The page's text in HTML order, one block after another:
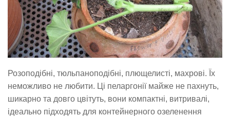
Розоподібні, тюльпаноподібні, плющелисті, махрові. Їх
неможливо не любити. Ці пеларгонії майже не пахнуть,
шикарно та довго цвітуть, вони компактні, витривалі,
ідеально підходять для контейнерного озеленення